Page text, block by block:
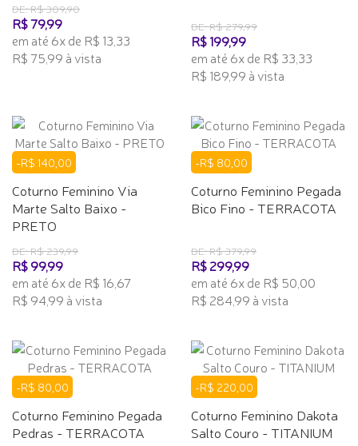
DE: R$ 309,90
R$ 79,99
em até 6x de R$ 13,33
R$ 75,99 à vista
DE: R$ 279,99
R$ 199,99
em até 6x de R$ 33,33
R$ 189,99 à vista
-R$ 140,00
Coturno Feminino Via
Marte Salto Baixo -
PRETO
DE: R$ 239,99
R$ 99,99
em até 6x de R$ 16,67
R$ 94,99 à vista
-R$ 80,00
Coturno Feminino Pegada
Bico Fino - TERRACOTA
DE: R$ 379,99
R$ 299,99
em até 6x de R$ 50,00
R$ 284,99 à vista
-R$ 80,00
Coturno Feminino Pegada
Pedras - TERRACOTA
-R$ 220,00
Coturno Feminino Dakota
Salto Couro - TITANIUM